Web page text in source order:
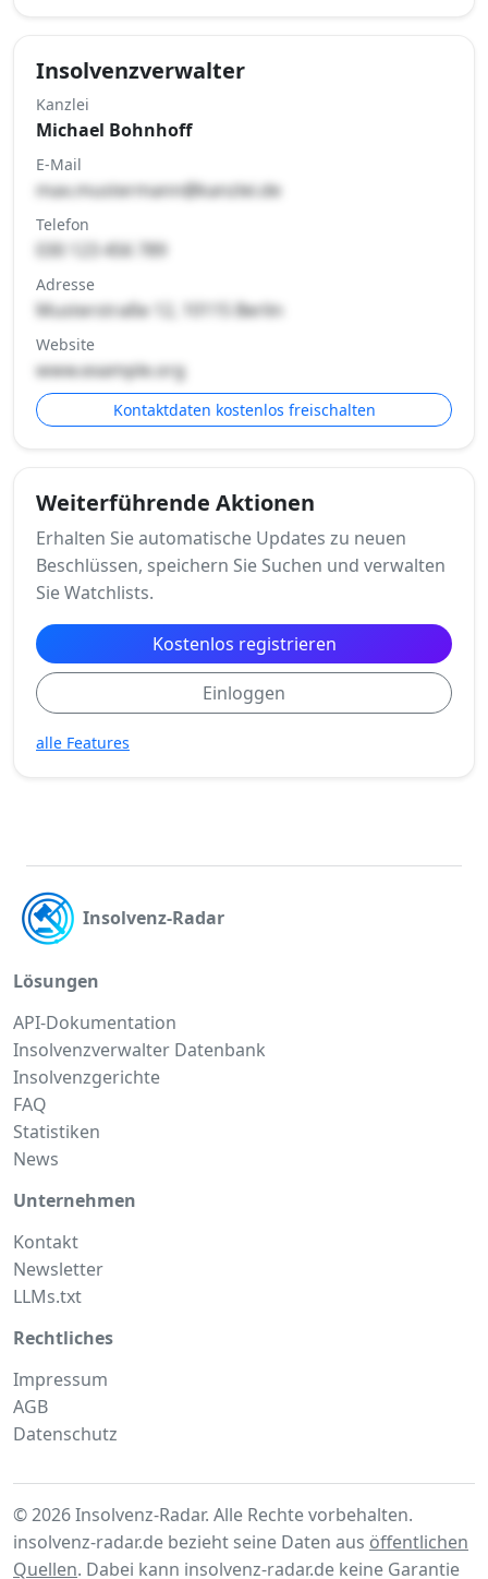
Insolvenzverwalter
Kanzlei
Michael Bohnhoff
E-Mail
max.mustermann@kanzlei.de
Telefon
030 123 456 789
Adresse
Musterstraße 12, 10115 Berlin
Website
www.example.org
Kontaktdaten kostenlos freischalten
Weiterführende Aktionen
Erhalten Sie automatische Updates zu neuen
Beschlüssen, speichern Sie Suchen und verwalten
Sie Watchlists.
Kostenlos registrieren
Einloggen
alle Features
Insolvenz-Radar
Lösungen
API-Dokumentation
Insolvenzverwalter Datenbank
Insolvenzgerichte
FAQ
Statistiken
News
Unternehmen
Kontakt
Newsletter
LLMs.txt
Rechtliches
Impressum
AGB
Datenschutz
© 2026 Insolvenz-Radar. Alle Rechte vorbehalten.
insolvenz-radar.de bezieht seine Daten aus öffentlichen
Quellen. Dabei kann insolvenz-radar.de keine Garantie